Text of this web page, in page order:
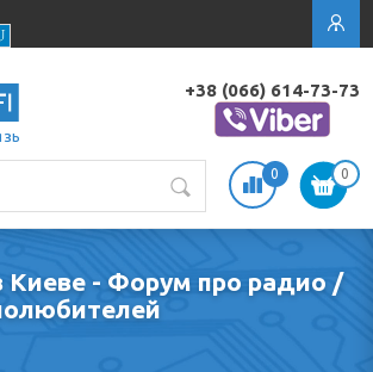
+38 (066) 614-73-73
0 0
Киеве - Форум про радио /